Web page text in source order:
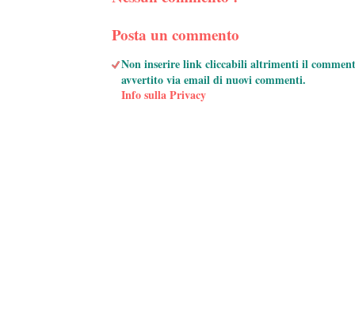
Posta un commento
Non inserire link cliccabili altrimenti il
avvertito via email di nuovi commenti.
Info sulla Privacy